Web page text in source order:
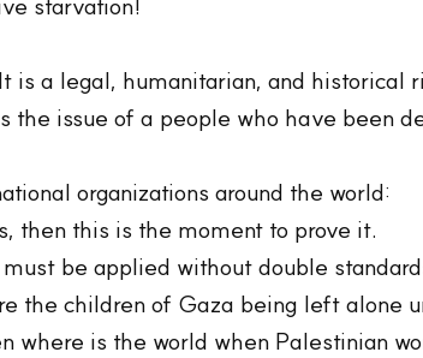
is a legal, humanitarian, and historical
the issue of a people who have been
organizations around the world:
then this is the moment to prove it.
be applied without double
the children of Gaza being left alone
where is the world when Palestinian